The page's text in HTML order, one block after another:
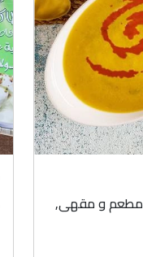
مطعم و مقهى,